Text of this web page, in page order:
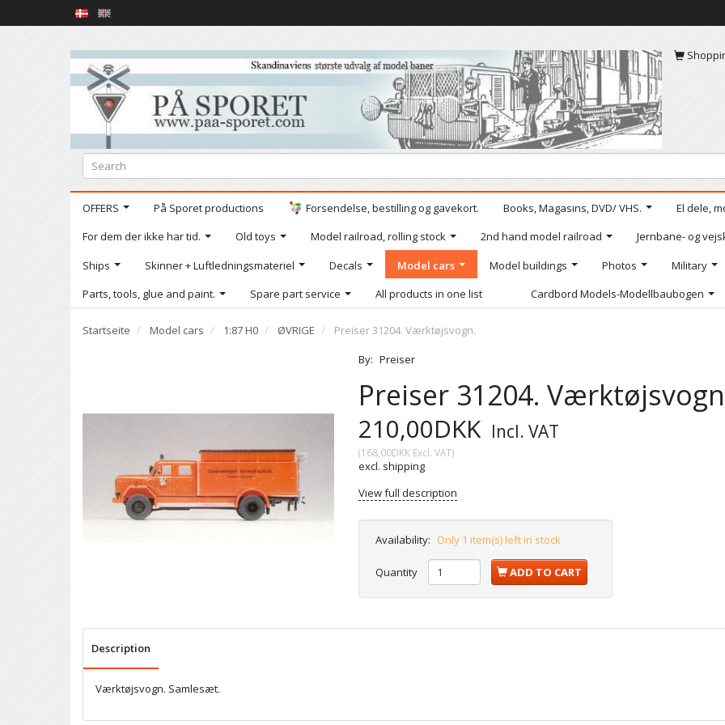
OFFERS På Sporet productions Forsendelse, bestilling og gavekort. Books, Magasins, DVD/ VHS.
El dele,
For dem der ikke har tid.
Old toys Model railroad, rolling stock 2nd hand model railroad
Jernbane- og
Ships
Skinner + Luftledningsmateriel Decals Model cars Model buildings Photos
Military
Parts, tools, glue and paint.
Spare part service All products in one list Cardbord Models-Modellbaubogen
Startseite Model cars 1:87 H0 ØVRIGE
Preiser 31204. Værktøjsvogn.
By: Preiser
Preiser 31204.
210,00DKK Incl. VAT
(168,00DKK Excl. VAT)
excl. shipping
View full description
Availability: Only 1 item(s) left in stock
Quantity ADD TO CART
Description
Værktøjsvogn. Samlesæt.